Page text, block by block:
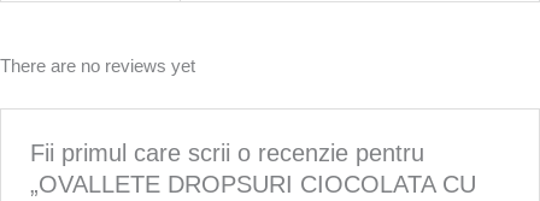
There are no reviews yet
Fii primul care scrii o recenzie pentru
„OVALLETE DROPSURI CIOCOLATA CU